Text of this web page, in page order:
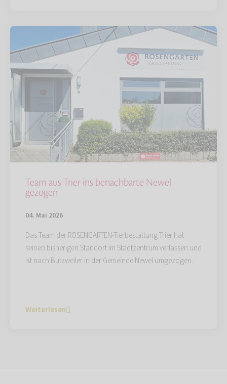
Team aus Trier ins benachbarte Newel
gezogen
04. Mai 2026
Das Team der ROSENGARTEN-Tierbestattung Trier hat
seinen bisherigen Standort im Stadtzentrum verlassen und
ist nach Butzweiler in der Gemeinde Newel umgezogen.
Weiterlesen